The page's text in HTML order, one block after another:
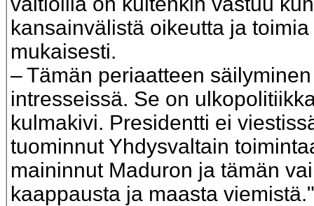
kansainvälistä oikeutta ja
mukaisesti.
– Tämän periaatteen
intresseissä. Se on
kulmakivi. Presidentti ei
tuominnut Yhdysvaltain
maininnut Maduron ja tämän
kaappausta ja maasta viemistä."